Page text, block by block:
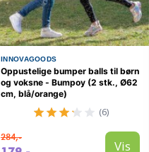
INNOVAGOODS
Oppustelige bumper balls til børn
og voksne - Bumpoy (2 stk., Ø62
cm, blå/orange)
(6)
284,-
Vis